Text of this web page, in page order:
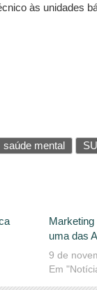
às unidades
saúde mental
uma das
9 de
Em